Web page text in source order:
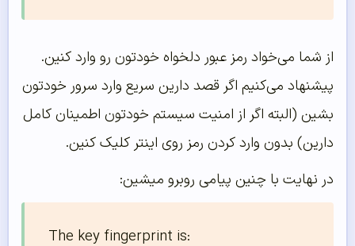
از شما می‌خواد رمز عبور دلخواه خودتون رو وارد کنین.
پیشنهاد می‌کنیم اگر قصد دارین سریع وارد سرور خودتون
بشین (البته اگر از امنیت سیستم خودتون اطمینان کامل
دارین) بدون وارد کردن رمز روی اینتر کلیک کنین.
در نهایت با چنین پیامی روبرو میشین:
The key fingerprint is: